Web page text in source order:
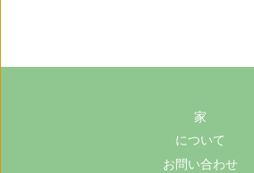
家
について
お問い合わせ